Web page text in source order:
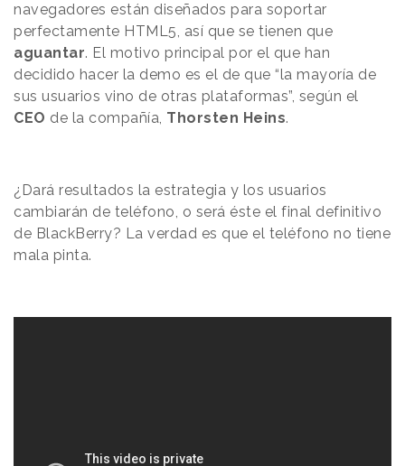
navegadores están diseñados para soportar
perfectamente HTML5, así que se tienen que
aguantar. El motivo principal por el que han
decidido hacer la demo es el de que “la mayoría de
sus usuarios vino de otras plataformas”, según el
CEO de la compañía, Thorsten Heins.
¿Dará resultados la estrategia y los usuarios
cambiarán de teléfono, o será éste el final definitivo
de BlackBerry? La verdad es que el teléfono no tiene
mala pinta.